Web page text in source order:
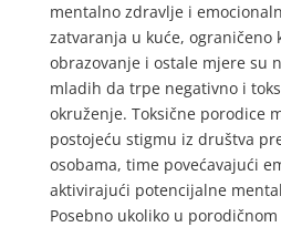
mentalno zdravlje i
zatvaranja u kuće, ograničeno
obrazovanje i ostale mjere su
mladih da trpe negativno i
okruženje. Toksične porodice
postojeću stigmu iz društva
osobama, time povećavajući
aktivirajući potencijalne
Posebno ukoliko u